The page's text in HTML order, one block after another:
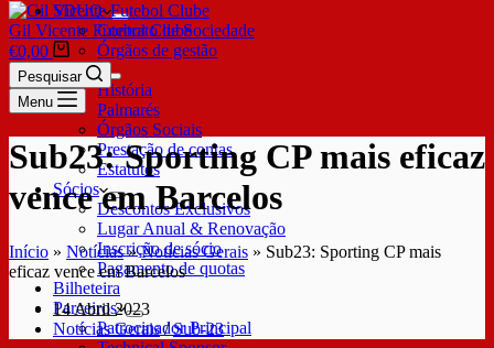
SDUQ
Contrato de Sociedade
Órgãos de gestão
Clube
História
Palmarés
Órgãos Sociais
Prestação de contas
Estatutos
Sócios
Descontos Exclusivos
Lugar Anual & Renovação
Inscrição de sócio
Pagamento de quotas
Bilheteira
Parceiros
Patrocinador Principal
Gil Vicente Futebol Clube
€0,00
Pesquisar
Menu
Sub23: Sporting CP mais eficaz
vence em Barcelos
Início » Notícias»Notícias Gerais » Sub23: Sporting CP mais
eficaz vence em Barcelos
14 Abril 2023
Notícias Gerais/Sub-23